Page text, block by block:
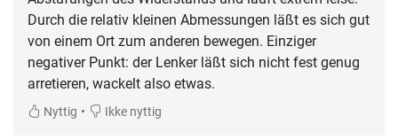
Durch die relativ kleinen Abmessungen läßt es sich gut
von einem Ort zum anderen bewegen. Einziger
negativer Punkt: der Lenker läßt sich nicht fest genug
arretieren, wackelt also etwas.
Nyttig • Ikke nyttig